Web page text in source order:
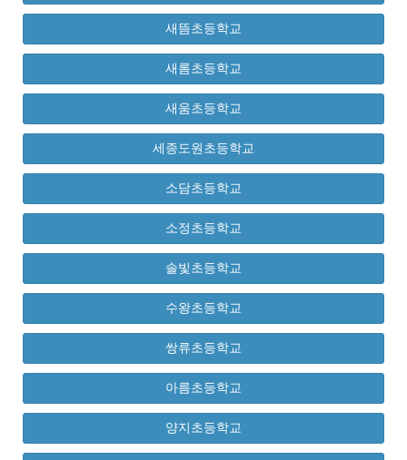
새뜸초등학교
새롬초등학교
새움초등학교
세종도원초등학교
소담초등학교
소정초등학교
솔빛초등학교
수왕초등학교
쌍류초등학교
아름초등학교
양지초등학교